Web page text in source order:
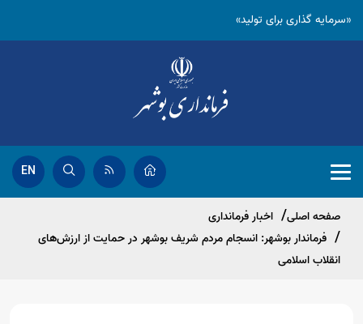
«سرمایه گذاری برای تولید»
EN
صفحه اصلی
اخبار فرمانداری
فرماندار بوشهر: انسجام مردم شریف بوشهر در حمایت از ارزش‌های
انقلاب اسلامی